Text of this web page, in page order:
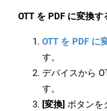
OTT を PDF に変換す
OTT を PDF に
す。
デバイスから
す。
[変換] ボタンを